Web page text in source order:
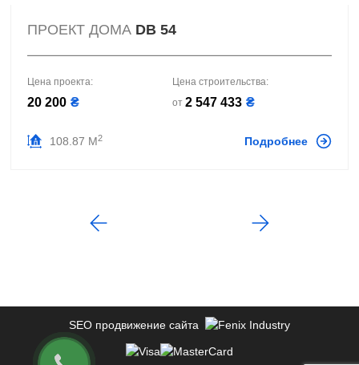
ПРОЕКТ ДОМА DB 54
Цена проекта:
20 200 ₴
Цена строительства:
от 2 547 433 ₴
108.87 М2 Подробнее
SEO продвижение сайта